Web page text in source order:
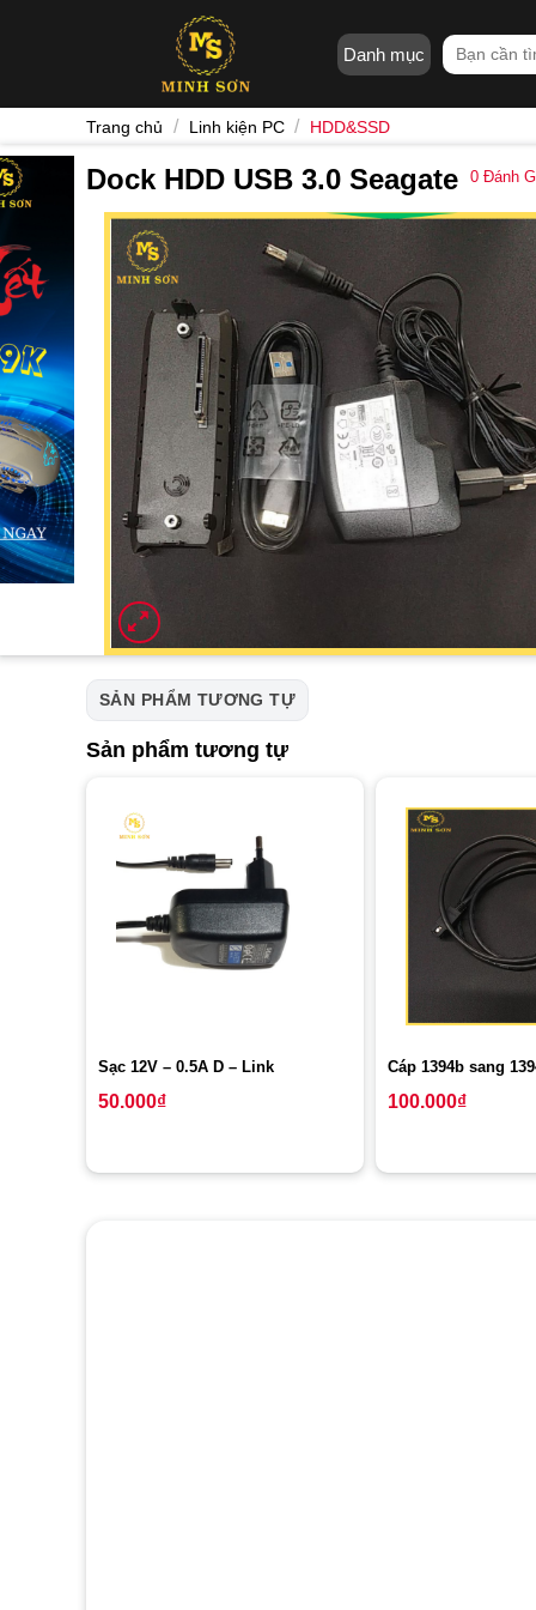
Danh mục
Tìm
kiếm:
Trang chủ / Linh kiện PC / HDD&SSD
Dock HDD USB 3.0 Seagate 0 Đánh
SẢN PHẨM TƯƠNG TỰ
Sản phẩm tương tự
Sạc 12V – 0.5A D – Link
50.000₫
Cáp 1394b sang
100.000₫